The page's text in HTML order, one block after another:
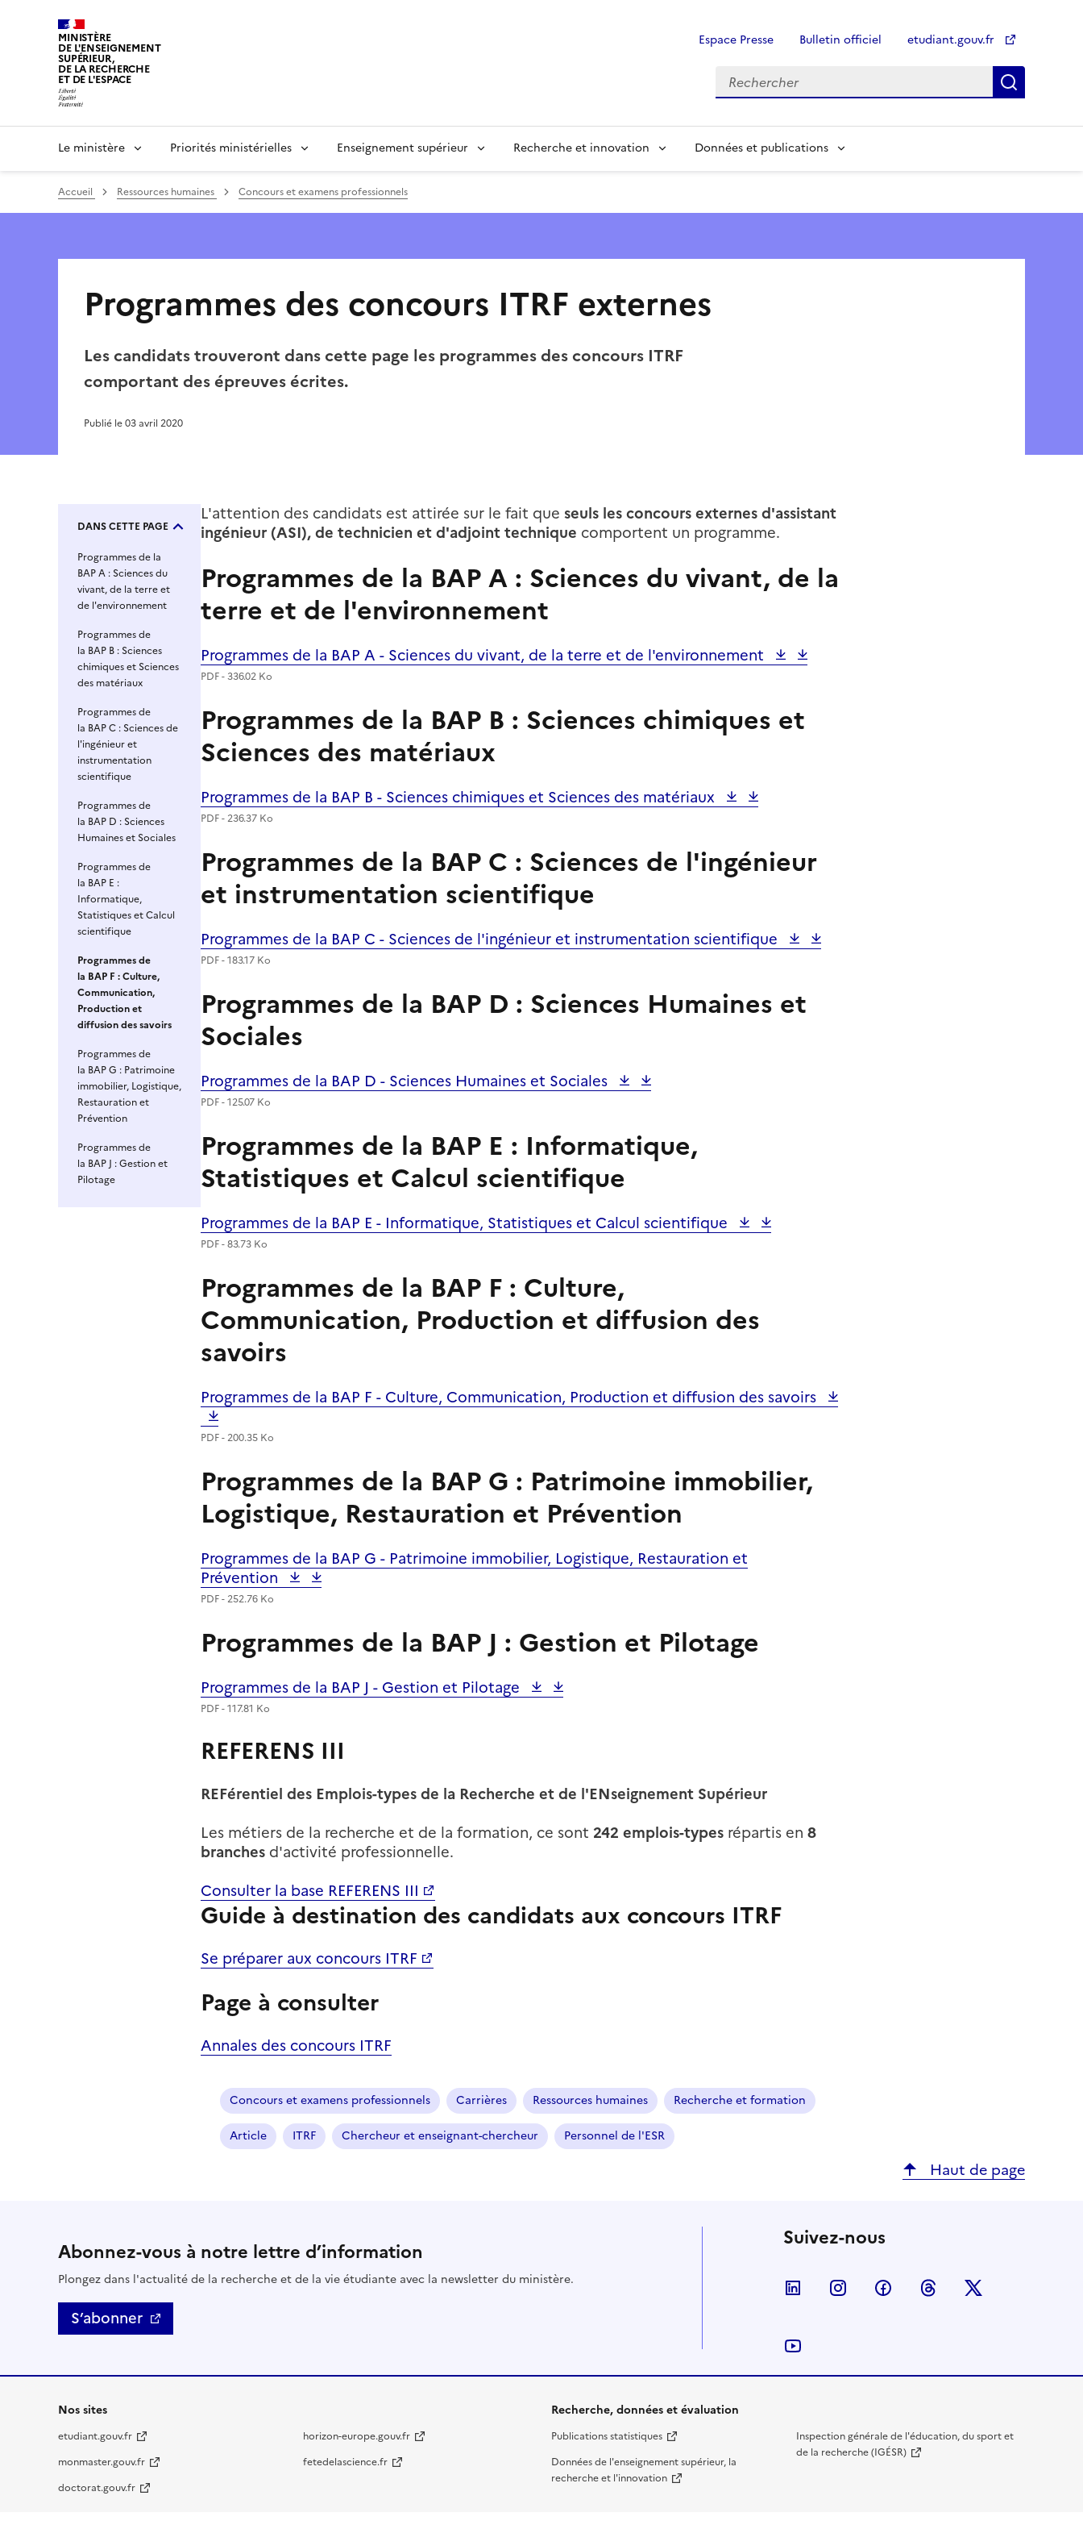
MINISTÈRE
DE L'ENSEIGNEMENT
SUPÉRIEUR,
DE LA RECHERCHE
ET DE L'ESPACE
Espace Presse Bulletin officiel etudiant.gouv.fr
Le ministère Priorités ministérielles Enseignement supérieur Recherche et innovation Données et publications
Accueil Ressources humaines Concours et examens professionnels
Programmes des concours ITRF externes
Les candidats trouveront dans cette page les programmes des concours ITRF
comportant des épreuves écrites.
Publié le03 avril 2020
DANS CETTE PAGE
Programmes de la
BAP A : Sciences du
vivant, de la terre et
de l'environnement
Programmes de
la BAP B : Sciences
chimiques et Sciences
des matériaux
Programmes de
la BAP C : Sciences de
l'ingénieur et
instrumentation
scientifique
Programmes de
la BAP D : Sciences
Humaines et Sociales
Programmes de
la BAP E :
Informatique,
Statistiques et Calcul
scientifique
Programmes de
la BAP F : Culture,
Communication,
Production et
diffusion des savoirs
Programmes de
la BAP G : Patrimoine
immobilier, Logistique,
Restauration et
Prévention
Programmes de
la BAP J : Gestion et
Pilotage
L'attention des candidats est attirée sur le fait que seuls les concours externes d'assistant
ingénieur (ASI), de technicien et d'adjoint technique comportent un programme.
Programmes de la BAP A : Sciences du vivant, de la
terre et de l'environnement
Fichier
Programmes de la BAP A - Sciences du vivant, de la terre et de l'environnement
PDF - 336.02 Ko
Programmes de la BAP B : Sciences chimiques et
Sciences des matériaux
Fichier
Programmes de la BAP B - Sciences chimiques et Sciences des matériaux
PDF - 236.37 Ko
Programmes de la BAP C : Sciences de l'ingénieur
et instrumentation scientifique
Fichier
Programmes de la BAP C - Sciences de l'ingénieur et instrumentation scientifique
PDF - 183.17 Ko
Programmes de la BAP D : Sciences Humaines et
Sociales
Fichier
Programmes de la BAP D - Sciences Humaines et Sociales
PDF - 125.07 Ko
Programmes de la BAP E : Informatique,
Statistiques et Calcul scientifique
Fichier
Programmes de la BAP E - Informatique, Statistiques et Calcul scientifique
PDF - 83.73 Ko
Programmes de la BAP F : Culture,
Communication, Production et diffusion des
savoirs
Fichier
Programmes de la BAP F - Culture, Communication, Production et diffusion dessavoirs
PDF - 200.35 Ko
Programmes de la BAP G : Patrimoine immobilier,
Logistique, Restauration et Prévention
Fichier
Programmes de la BAP G - Patrimoine immobilier, Logistique, Restauration et
Prévention
PDF - 252.76 Ko
Programmes de la BAP J : Gestion et Pilotage
Fichier
Programmes de la BAP J - Gestion et Pilotage
PDF - 117.81 Ko
REFERENS III
REFérentiel des Emplois-types de la Recherche et de l'ENseignement Supérieur
Les métiers de la recherche et de la formation, ce sont 242 emplois-types répartis en 8
branches d'activité professionnelle.
Consulter la base REFERENS III
Guide à destination des candidats aux concours ITRF
Se préparer aux concours ITRF
Page à consulter
Annales des concours ITRF
Concours et examens professionnels Carrières Ressources humaines Recherche et formation
Article ITRF Chercheur et enseignant-chercheur Personnel de l'ESR
Haut de page
Abonnez-vous à notre lettre d’information
Plongez dans l'actualité de la recherche et de la vie étudiante avec la newsletter du ministère.
S’abonner
Suivez-nous
Nous suivre sur LinkedIn
Nous suivre sur Instagram
Nous suivre sur Facebook
Nous suivre sur
Nos sites
etudiant.gouv.fr
monmaster.gouv.fr
doctorat.gouv.fr
horizon-europe.gouv.fr
fetedelascience.fr
Recherche, données et évaluation
Publications statistiques
Données de l'enseignement supérieur, la
recherche et l'innovation
Inspection générale de l'éducation, du sport et
de la recherche (IGÉSR)